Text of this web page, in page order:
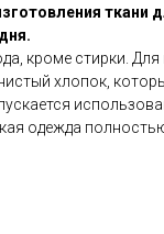
ткани
дня.
кроме стирки.
хлопок,
одежда